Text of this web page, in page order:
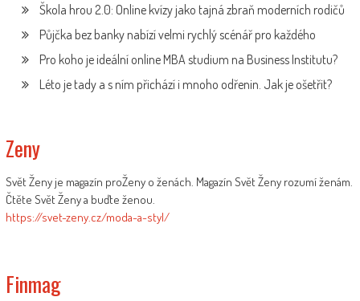
Škola hrou 2.0: Online kvízy jako tajná zbraň moderních rodičů
Půjčka bez banky nabízí velmi rychlý scénář pro každého
Pro koho je ideální online MBA studium na Business Institutu?
Léto je tady a s ním přichází i mnoho odřenin. Jak je ošetřit?
Zeny
Svět Ženy je magazín proŽeny o ženách. Magazín Svět Ženy rozumí ženám.
Čtěte Svět Ženy a buďte ženou.
https://svet-zeny.cz/moda-a-styl/
Finmag